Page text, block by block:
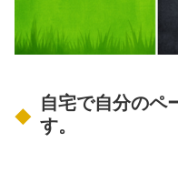
自宅で自分のペ
す。